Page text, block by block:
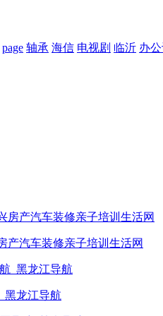
page 轴承 海信 电视剧 临沂 办
产汽车装修亲子培训生活网
黑龙江导航